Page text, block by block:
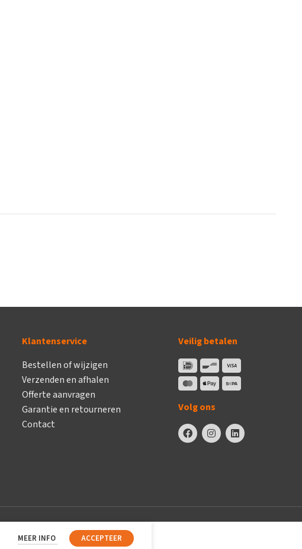
Klantenservice
Bestellen of wijzigen
Verzenden en afhalen
Offerte aanvragen
Garantie en retourneren
Contact
Veilig betalen
Volg ons
MEER INFO ACCEPTEER